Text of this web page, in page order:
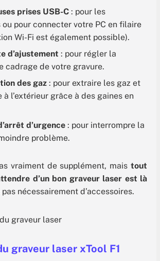
prises USB-C : pour les
pour connecter votre PC en filaire
Wi-Fi est également possible).
d’ajustement : pour régler la
cadrage de votre gravure.
des gaz : pour extraire les gaz et
à l’extérieur grâce à des gaines en
d’urgence : pour interrompre la
problème.
vraiment de supplément, mais tout
d’un bon graveur laser est là
nécessairement d’accessoires.
graveur laser xTool F1